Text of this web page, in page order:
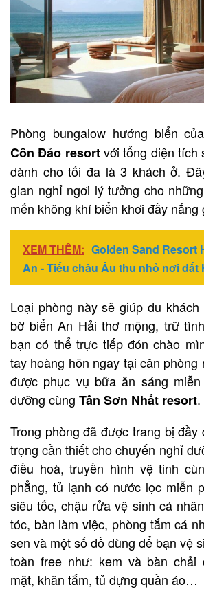
Phòng bungalow hướng biển
Côn Đảo resort với tổng diện tích
dành cho tối đa là 3 khách ở.
gian nghỉ ngơi lý tưởng cho
mến không khí biển khơi đầy nắng
XEM THÊM: Golden Sand Resort
An - Tiểu châu Âu thu nhỏ nơi đất
Loại phòng này sẽ giúp du
bờ biển An Hải thơ mộng, trữ
bạn có thể trực tiếp đón chào
tay hoàng hôn ngay tại căn phòng
được phục vụ bữa ăn sáng
dưỡng cùng Tân Sơn Nhất resort.
Trong phòng đã được trang bị đầy
trọng cần thiết cho chuyến nghỉ
điều hoà, truyền hình vệ tinh
phẳng, tủ lạnh có nước lọc miễn
siêu tốc, chậu rửa vệ sinh cá
tóc, bàn làm việc, phòng tắm cá
sen và một số đồ dùng để bạn vệ
toàn free như: kem và bàn chải
mặt, khăn tắm, tủ đựng quần áo…